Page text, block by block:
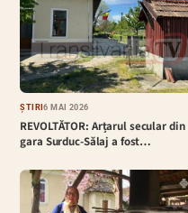
ȘTIRI6 MAI 2026
REVOLTĂTOR: Arțarul secular din
gara Surduc-Sălaj a fost…